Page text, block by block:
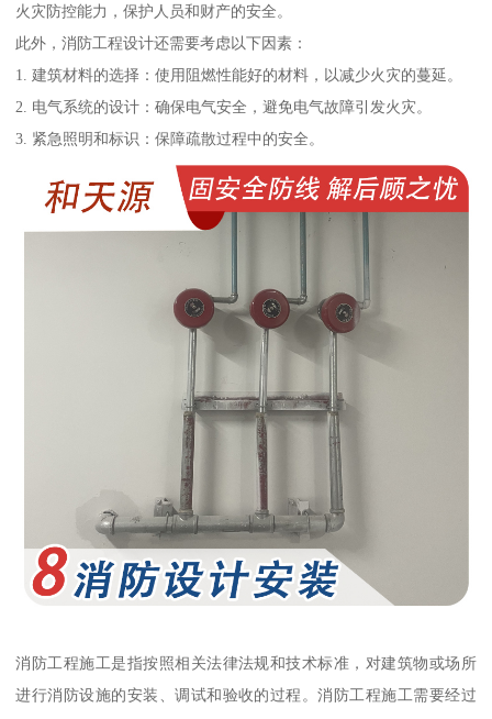
火灾防控能力，保护人员和财产的安全。
此外，消防工程设计还需要考虑以下因素：
1. 建筑材料的选择：使用阻燃性能好的材料，以减少火灾的蔓延。
2. 电气系统的设计：确保电气安全，避免电气故障引发火灾。
3. 紧急照明和标识：保障疏散过程中的安全。
消防工程施工是指按照相关法律法规和技术标准，对建筑物或场所
进行消防设施的安装、调试和验收的过程。消防工程施工需要经过